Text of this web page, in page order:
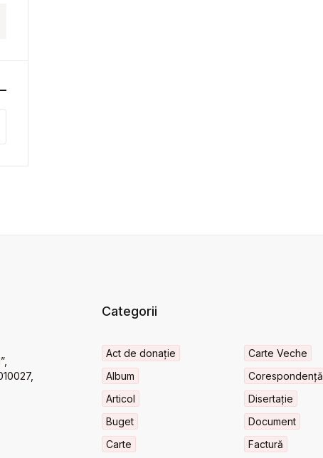
Categorii
Act de donație
Album
Articol
Buget
Carte
Carte Veche
Corespondență
Disertație
Document
Factură